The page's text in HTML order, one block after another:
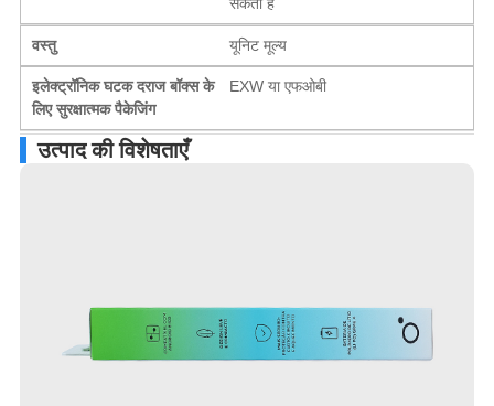
वस्तु यूनिट मूल्य
इलेक्ट्रॉनिक घटक दराज बॉक्स के
लिए सुरक्षात्मक पैकेजिंग
EXW या एफओबी
उत्पाद की विशेषताएँ